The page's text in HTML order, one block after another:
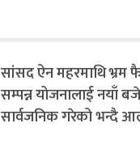
सांसद ऐन महरमाथि
सम्पन्न योजनालाई नयाँ
सार्वजनिक गरेको भन्दै